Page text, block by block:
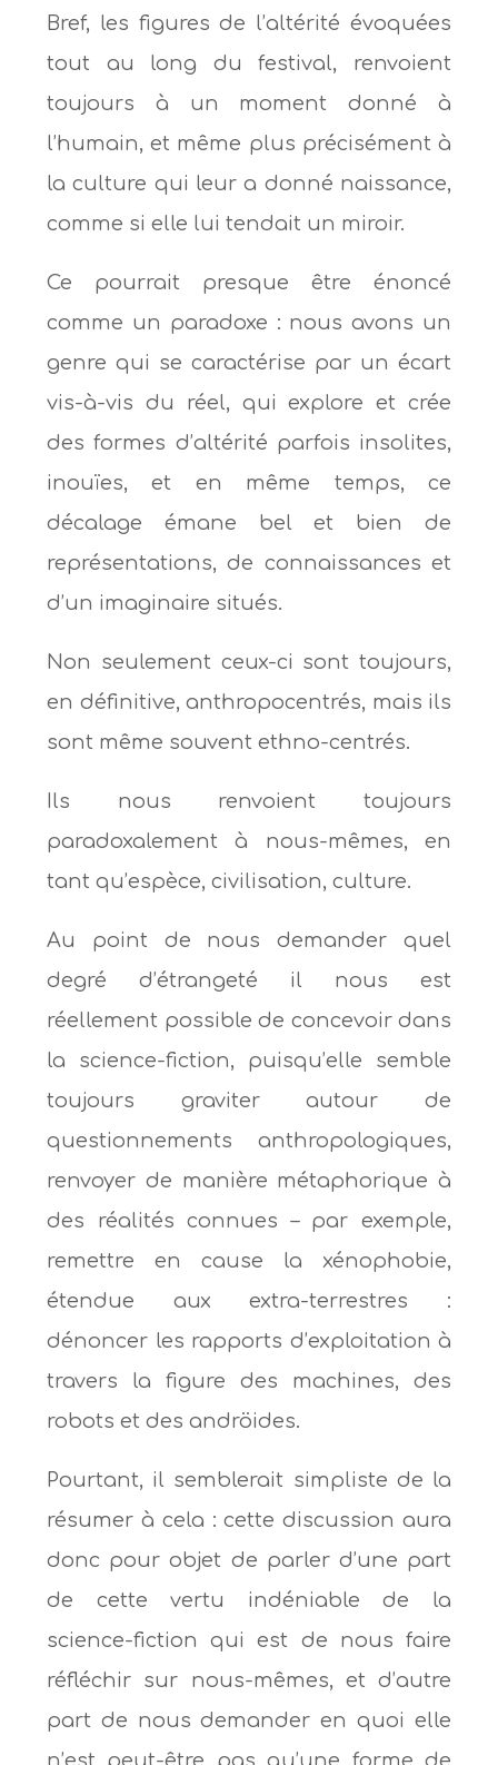
Bref, les figures de l’altérité évoquées
tout au long du festival, renvoient
toujours à un moment donné à
l’humain, et même plus précisément à
la culture qui leur a donné naissance,
comme si elle lui tendait un miroir.
Ce pourrait presque être énoncé
comme un paradoxe : nous avons un
genre qui se caractérise par un écart
vis-à-vis du réel, qui explore et crée
des formes d’altérité parfois insolites,
inouïes, et en même temps, ce
décalage émane bel et bien de
représentations, de connaissances et
d’un imaginaire situés.
Non seulement ceux-ci sont toujours,
en définitive, anthropocentrés, mais ils
sont même souvent ethno-centrés.
Ils nous renvoient toujours
paradoxalement à nous-mêmes, en
tant qu’espèce, civilisation, culture.
Au point de nous demander quel
degré d’étrangeté il nous est
réellement possible de concevoir dans
la science-fiction, puisqu’elle semble
toujours graviter autour de
questionnements anthropologiques,
renvoyer de manière métaphorique à
des réalités connues – par exemple,
remettre en cause la xénophobie,
étendue aux extra-terrestres :
dénoncer les rapports d’exploitation à
travers la figure des machines, des
robots et des andröides.
Pourtant, il semblerait simpliste de la
résumer à cela : cette discussion aura
donc pour objet de parler d’une part
de cette vertu indéniable de la
science-fiction qui est de nous faire
réfléchir sur nous-mêmes, et d’autre
part de nous demander en quoi elle
n’est peut-être pas qu’une forme de